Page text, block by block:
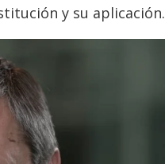
y su aplicación.